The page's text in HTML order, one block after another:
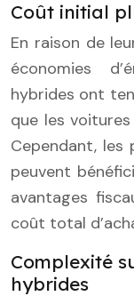
Coût initial
En raison de
économies
hybrides ont
que les
Cependant, les
peuvent
avantages
coût total
Complexité
hybrides